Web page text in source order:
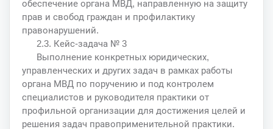
обеспечение органа МВД, направленную на защиту
прав и свобод граждан и профилактику
правонарушений.
2.3. Кейс-задача № 3
Выполнение конкретных юридических,
управленческих и других задач в рамках работы
органа МВД по поручению и под контролем
специалистов и руководителя практики от
профильной организации для достижения целей и
решения задач правоприменительной практики.